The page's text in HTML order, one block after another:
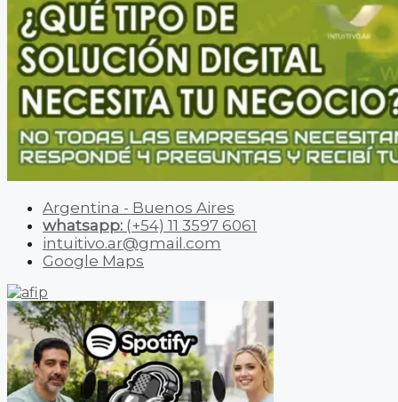
Argentina - Buenos Aires
whatsapp: (+54) 11 3597 6061
intuitivo.ar@gmail.com
Google Maps